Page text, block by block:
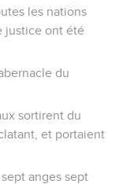
les nations
justice ont été
du
sortirent du
et portaient
anges sept